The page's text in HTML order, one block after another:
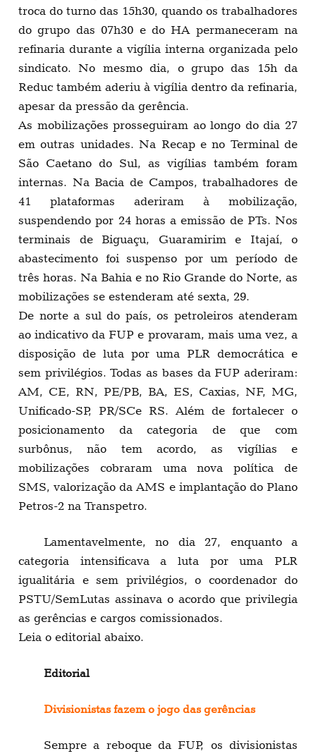
troca do turno das 15h30, quando os trabalhadores
do grupo das 07h30 e do HA permaneceram na
refinaria durante a vigília interna organizada pelo
sindicato. No mesmo dia, o grupo das 15h da
Reduc também aderiu à vigília dentro da refinaria,
apesar da pressão da gerência.
As mobilizações prosseguiram ao longo do dia 27
em outras unidades. Na Recap e no Terminal de
São Caetano do Sul, as vigílias também foram
internas. Na Bacia de Campos, trabalhadores de
41 plataformas aderiram à mobilização,
suspendendo por 24 horas a emissão de PTs. Nos
terminais de Biguaçu, Guaramirim e Itajaí, o
abastecimento foi suspenso por um período de
três horas. Na Bahia e no Rio Grande do Norte, as
mobilizações se estenderam até sexta, 29.
De norte a sul do país, os petroleiros atenderam
ao indicativo da FUP e provaram, mais uma vez, a
disposição de luta por uma PLR democrática e
sem privilégios. Todas as bases da FUP aderiram:
AM, CE, RN, PE/PB, BA, ES, Caxias, NF, MG,
Unificado-SP, PR/SCe RS. Além de fortalecer o
posicionamento da categoria de que com
surbônus, não tem acordo, as vigílias e
mobilizações cobraram uma nova política de
SMS, valorização da AMS e implantação do Plano
Petros-2 na Transpetro.
Lamentavelmente, no dia 27, enquanto a
categoria intensificava a luta por uma PLR
igualitária e sem privilégios, o coordenador do
PSTU/SemLutas assinava o acordo que privilegia
as gerências e cargos comissionados.
Leia o editorial abaixo.
Editorial
Divisionistas fazem o jogo das gerências
Sempre a reboque da FUP, os divisionistas